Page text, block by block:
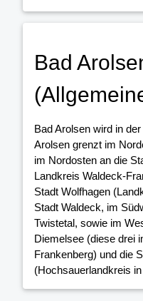
Bad
Bad Arolsen wird in
Arolsen grenzt im
im Nordosten an die
Landkreis Waldeck-
Stadt Wolfhagen
Stadt Waldeck, im
Twistetal, sowie im
Diemelsee (diese drei
Frankenberg) und die
(Hochsauerlandkreis